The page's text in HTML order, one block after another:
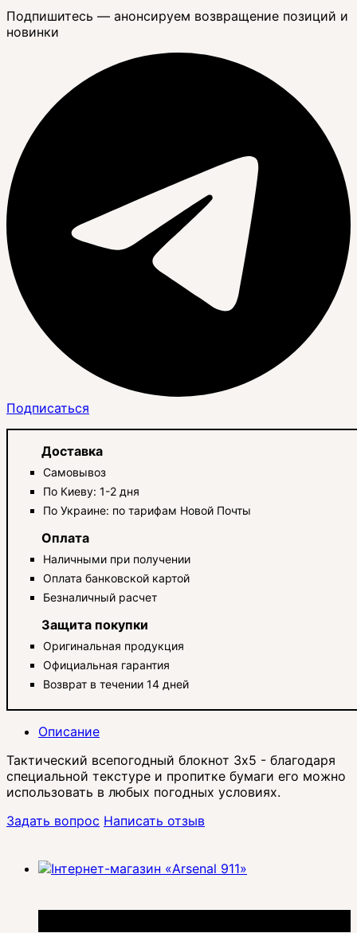
Подпишитесь — анонсируем возвращение позиций и
новинки
Подписаться
Доставка
Самовывоз
По Киеву: 1-2 дня
По Украине: по тарифам Новой Почты
Оплата
Наличными при получении
Оплата банковской картой
Безналичный расчет
Защита покупки
Оригинальная продукция
Официальная гарантия
Возврат в течении 14 дней
Описание
Тактический всепогодный блокнот 3x5 - благодаря
специальной текстуре и пропитке бумаги его можно
использовать в любых погодных условиях.
Задать вопрос Написать отзыв